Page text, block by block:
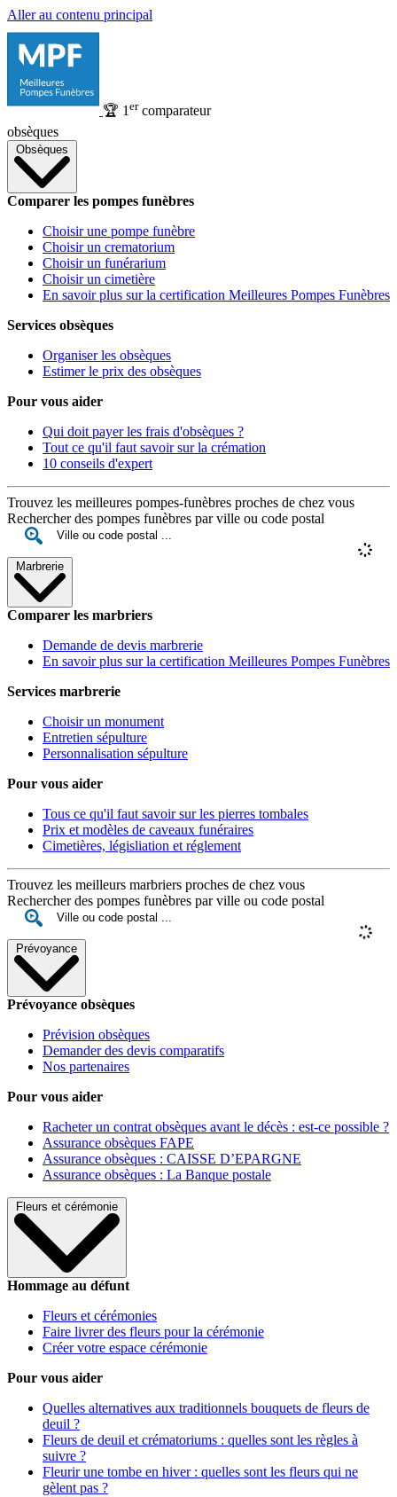
Aller au contenu principal
🏆 1 ercomparateur
obsèques
Obsèques
Comparer les pompes funèbres
Choisir une pompe funèbre
Choisir un crematorium
Choisir un funérarium
Choisir un cimetière
En savoir plus sur la certification Meilleures Pompes Funèbres
Services obsèques
Organiser les obsèques
Estimer le prix des obsèques
Pour vous aider
Qui doit payer les frais d'obsèques ?
Tout ce qu'il faut savoir sur la crémation
10 conseils d'expert
Trouvez les meilleures pompes-funèbres proches de chez vous
Rechercher des pompes funèbres par ville ou code postal
Marbrerie
Comparer les marbriers
Demande de devis marbrerie
En savoir plus sur la certification Meilleures Pompes Funèbres
Services marbrerie
Choisir un monument
Entretien sépulture
Personnalisation sépulture
Pour vous aider
Tous ce qu'il faut savoir sur les pierres tombales
Prix et modèles de caveaux funéraires
Cimetières, législiation et réglement
Trouvez les meilleurs marbriers proches de chez vous
Rechercher des pompes funèbres par ville ou code postal
Prévoyance
Prévoyance obsèques
Prévision obsèques
Demander des devis comparatifs
Nos partenaires
Pour vous aider
Racheter un contrat obsèques avant le décès : est-ce possible ?
Assurance obsèques FAPE
Assurance obsèques : CAISSE D’EPARGNE
Assurance obsèques : La Banque postale
Fleurs et cérémonie
Hommage au défunt
Fleurs et cérémonies
Faire livrer des fleurs pour la cérémonie
Créer votre espace cérémonie
Pour vous aider
Quelles alternatives aux traditionnels bouquets de fleurs de
deuil ?
Fleurs de deuil et crématoriums : quelles sont les règles à
suivre ?
Fleurir une tombe en hiver : quelles sont les fleurs qui ne
gèlent pas ?